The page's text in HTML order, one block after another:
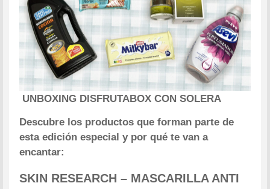
UNBOXING DISFRUTABOX CON SOLERA
Descubre los productos que forman parte de
esta edición especial y por qué te van a
encantar:
SKIN RESEARCH – MASCARILLA ANTI